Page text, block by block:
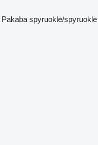
Pakaba spyruoklė/spyruoklė